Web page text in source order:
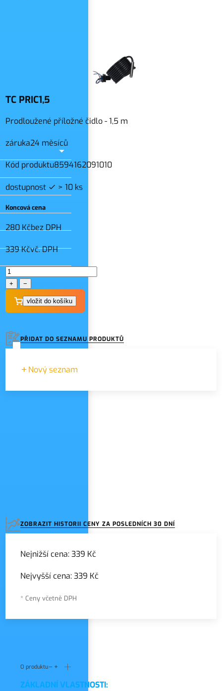
TC PRIC1,5
Prodloužené příložné čidlo - 1,5 m
záruka24 měsíců
Kód produktu8594162091010
dostupnost > 10 ks
Koncová cena
280 Kčbez DPH
339 Kčvč. DPH
+ −
PŘIDAT DO SEZNAMU PRODUKTŮ
Nový seznam
Zadejte název seznamu
ZOBRAZIT HISTORII CENY ZA POSLEDNÍCH 30 DNÍ
Nejnižší cena:339 Kč
Nejvyšší cena:339 Kč
* Ceny včetně DPH
O produktu
ZÁKLADNÍ VLASTNOSTI: